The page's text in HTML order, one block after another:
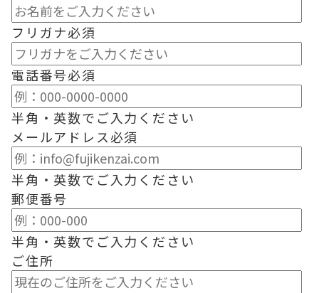
フリガナ必須
電話番号必須
半角・英数でご入力ください
メールアドレス必須
半角・英数でご入力ください
郵便番号
半角・英数でご入力ください
ご住所